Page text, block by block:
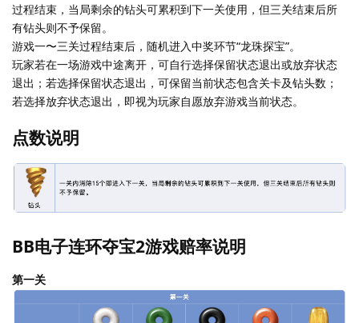
过程结束，当局剩余的钻头可累积到下一关使用，但三关结束后所
有钻头则不予保留。
游戏一〜三关过程结束后，随机进入中奖环节“龙珠探宝”。
玩家若在一场游戏中途离开，可自行选择保留状态退出或放弃状态
退出；若选择保留状态退出，可保留当前状态包含关卡及钻头数；
若选择放弃状态退出，即视为玩家自愿放弃游戏当前状态。
点数说明
BB电子连环夺宝2游戏赔率说明
第一关